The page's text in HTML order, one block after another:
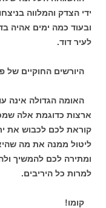
ידי הצדק והמלווה
ובעוד כמה ימים אהיה
לעיר דוד.
היורשים החוקיים של
האומה הגדולה אינה
ארצות כדוגמת אלה
קוראת לכם לכבוש את
ליטול ממנה את מה
ומתירה לכם להמשיך
למרות כל היריבים.
קומו!